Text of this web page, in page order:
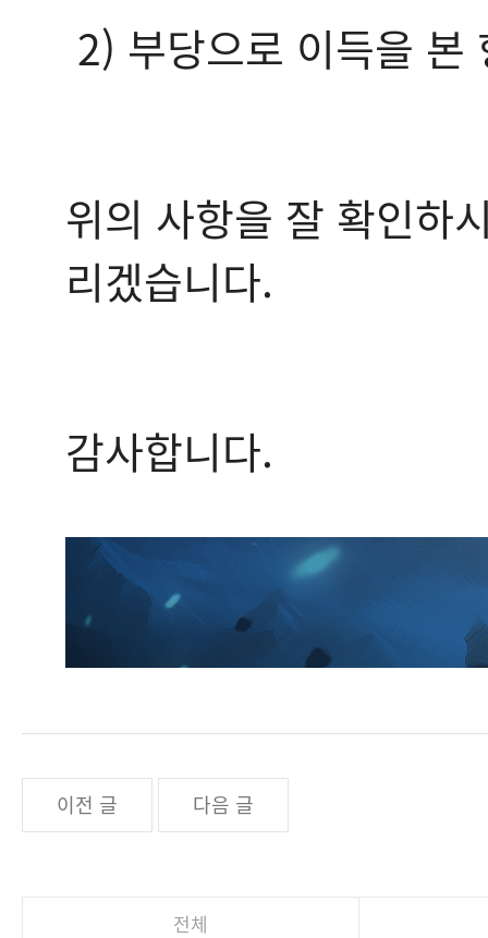
2) 부당으로 이득을 본
위의 사항을 잘 확인하
리겠습니다.
감사합니다.
이전 글 다음 글
전체